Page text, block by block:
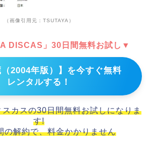
（画像引用元：TSUTAYA）
DISCAS」30日間無料お試し▼
2004年版）】を今すぐ無料
レンタルする！
カスの30日間無料お試しになりま
す!
解約で、料金かかりません